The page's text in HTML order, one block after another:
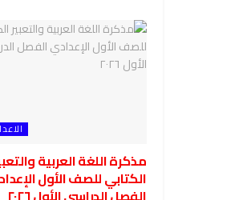
مذكرة اللغة العربية
الكتابي للصف الأول